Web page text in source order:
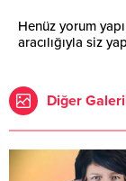
Henüz yorum
aracılığıyla siz
Diğer